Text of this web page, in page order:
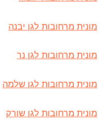
מונית מרחובות לגן יבנה
מונית מרחובות לגן נר
מונית מרחובות לגן שלמה
מונית מרחובות לגן שורק